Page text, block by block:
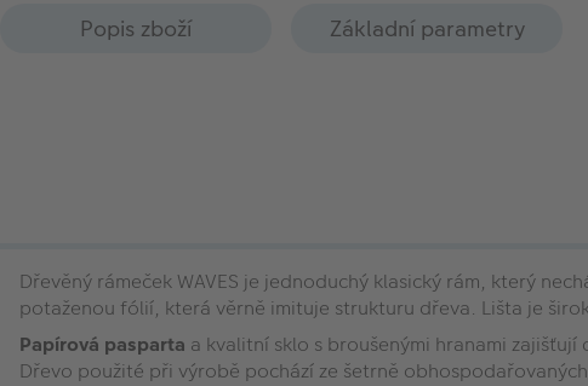
Popis zboží Základní parametry
Dřevěný rámeček WAVES je jednoduchý klasický rám, který
potaženou fólií, která věrně imituje strukturu dřeva. Lišta je
Papírová pasparta a kvalitní sklo s broušenými hranami
Dřevo použité při výrobě pochází ze šetrně